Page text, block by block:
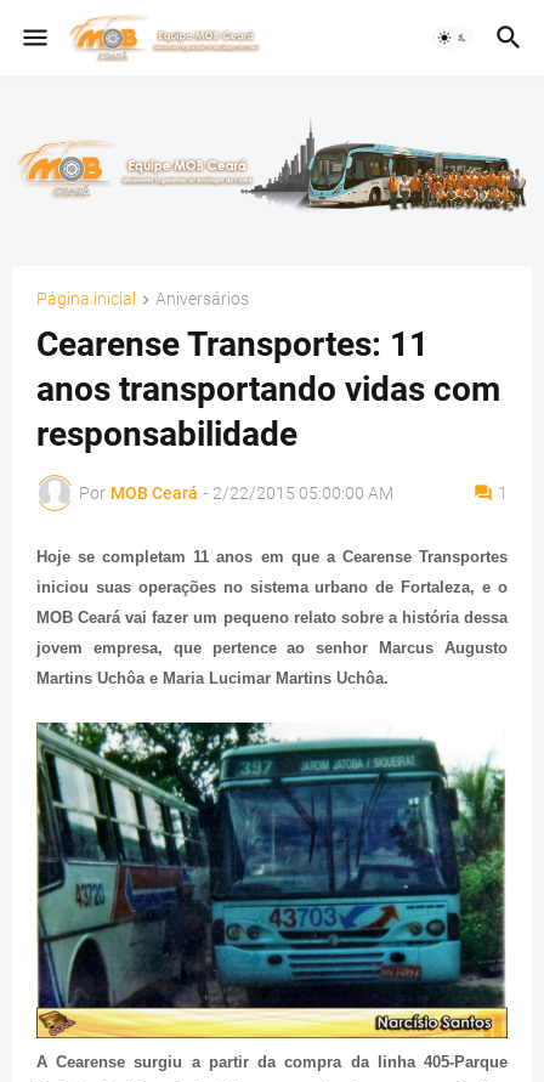
Página inicial Aniversários
Cearense Transportes: 11
anos transportando vidas com
responsabilidade
Por MOB Ceará - 2/22/2015 05:00:00 AM 1
Hoje se completam 11 anos em que a Cearense Transportes
iniciou suas operações no sistema urbano de Fortaleza, e o
MOB Ceará vai fazer um pequeno relato sobre a história dessa
jovem empresa, que pertence ao senhor Marcus Augusto
Martins Uchôa e Maria Lucimar Martins Uchôa.
A Cearense surgiu a partir da compra da linha 405-Parque